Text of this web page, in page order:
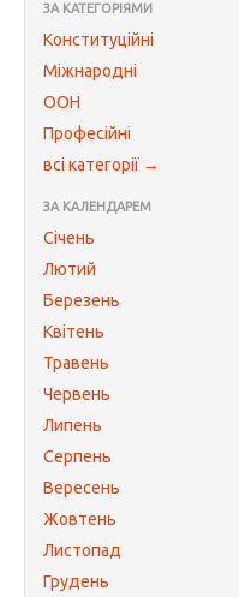
ЗА КАТЕГОРІЯМИ
Конституційні
Міжнародні
ООН
Професійні
всі категорії →
ЗА КАЛЕНДАРЕМ
Січень
Лютий
Березень
Квітень
Травень
Червень
Липень
Серпень
Вересень
Жовтень
Листопад
Грудень